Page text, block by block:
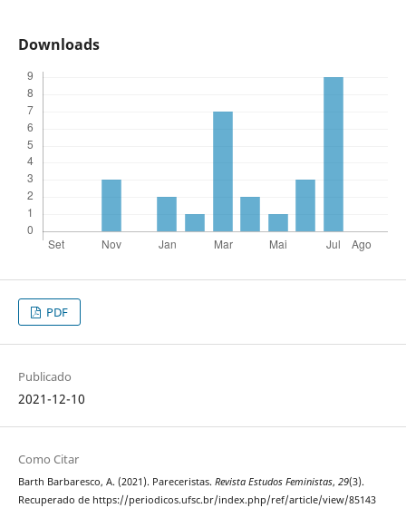
Downloads
PDF
Publicado
2021-12-10
Como Citar
Barth Barbaresco, A. (2021). Pareceristas. Revista Estudos Feministas, 29(3).
Recuperado de https://periodicos.ufsc.br/index.php/ref/article/view/85143